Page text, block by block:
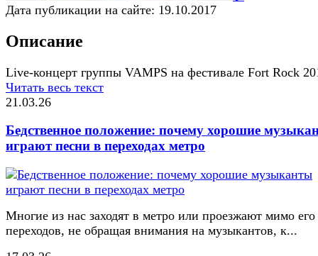
Дата публикации на сайте: 19.10.2017
Описание
Live-концерт группы VAMPS на фестивале Fort Rock
Читать весь текст
21.03.26
Бедственное положение: почему хорошие
играют песни в переходах метро
Многие из нас заходят в метро или проезжают мимо его
переходов, не обращая внимания на музыкантов, к...